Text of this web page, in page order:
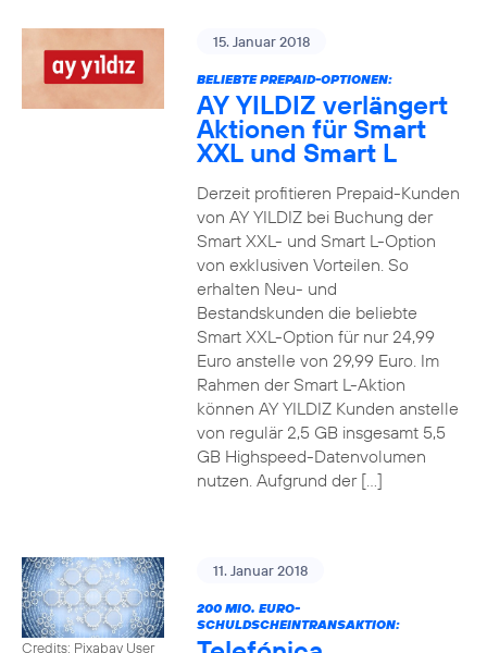
15. Januar 2018
BELIEBTE PREPAID-OPTIONEN:
AY YILDIZ verlängert
Aktionen für Smart
XXL und Smart L
Derzeit profitieren Prepaid-Kunden
von AY YILDIZ bei Buchung der
Smart XXL- und Smart L-Option
von exklusiven Vorteilen. So
erhalten Neu- und
Bestandskunden die beliebte
Smart XXL-Option für nur 24,99
Euro anstelle von 29,99 Euro. Im
Rahmen der Smart L-Aktion
können AY YILDIZ Kunden anstelle
von regulär 2,5 GB insgesamt 5,5
GB Highspeed-Datenvolumen
nutzen. Aufgrund der […]
Credits: Pixabay User
11. Januar 2018
200 MIO. EURO-
SCHULDSCHEINTRANSAKTION: